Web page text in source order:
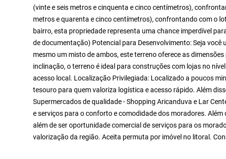
(vinte e seis metros e cinquenta e cinco centímetros),
metros e quarenta e cinco centímetros), confrontando com o
bairro, esta propriedade representa uma chance imperdível
de documentação) Potencial para Desenvolvimento: Seja
mesmo um misto de ambos, este terreno oferece as
inclinação, o terreno é ideal para construções com lojas no
acesso local. Localização Privilegiada: Localizado a poucos
tesouro para quem valoriza logística e acesso rápido. Além
Supermercados de qualidade - Shopping Aricanduva e Lar
e serviços para o conforto e comodidade dos moradores.
além de ser oportunidade comercial de serviços para os
valorização da região. Aceita permuta por imóvel no litoral.